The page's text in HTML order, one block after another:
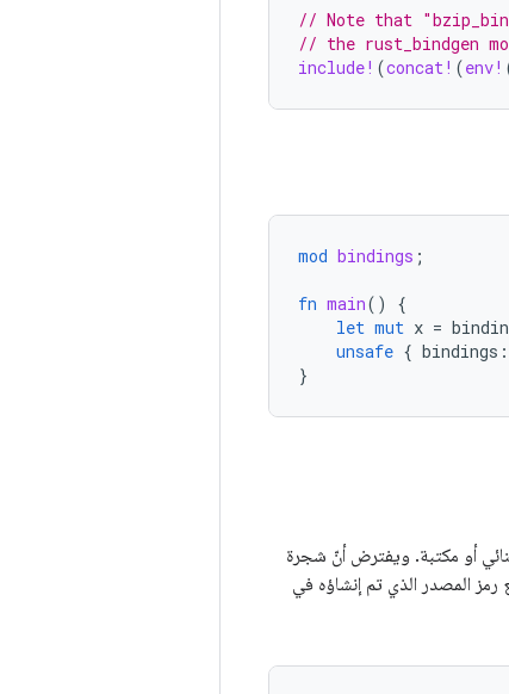
// Note that
// the rust_bindgen
include! (concat! (env!
mod bindings ;
fn main()
{
let mut x =
unsafe { bindings
}
أو مكتبة. ويفترض أنّ شجرة
المصدر الذي تم إنشاؤه في